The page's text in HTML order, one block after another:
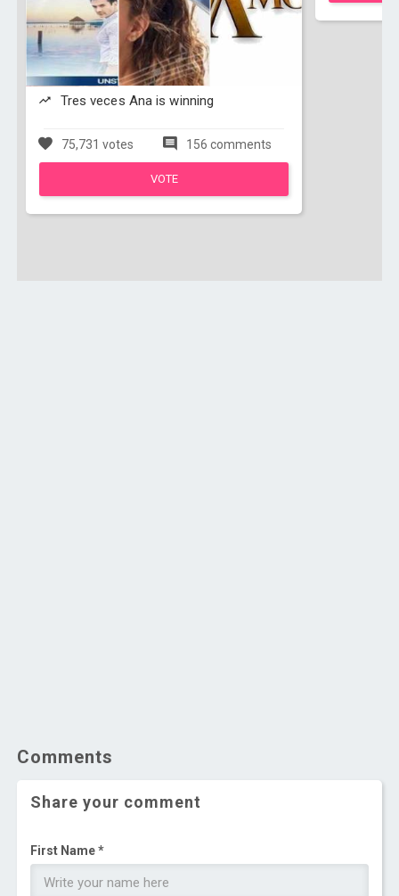
Tres veces Ana is winning
75,731 votes 156 comments
VOTE
Comments
Share your comment
First Name *